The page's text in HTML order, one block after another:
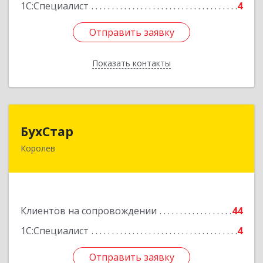
1С:Специалист 4
Отправить заявку
Показать контакты
Отправить заявку
Назад
БухСтар
Королев
Клиентов на сопровождении
44
1С:Специалист
4
Отправить заявку
Подробнее
Отправить заявку